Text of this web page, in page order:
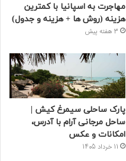
مهاجرت به اسپانیا با کمترین
هزینه (روش ها + هزینه و جدول)
3 هفته پیش
پارک ساحلی سیمرغ کیش |
ساحل مرجانی آرام با آدرس،
امکانات و عکس
11 خرداد 1405